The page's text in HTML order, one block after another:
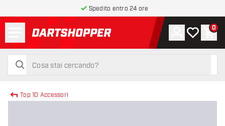
Spedito entro 24 ore
torna alla home page
cerca
cerca
Account
La mia0
Top 10 Accessori